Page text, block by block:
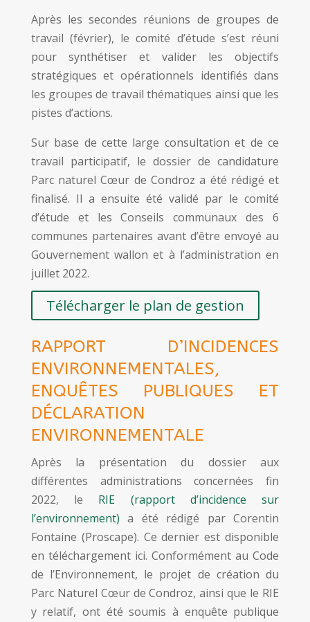
Après les secondes réunions de groupes de
travail (février), le comité d’étude s’est réuni
pour synthétiser et valider les objectifs
stratégiques et opérationnels identifiés dans
les groupes de travail thématiques ainsi que les
pistes d’actions.
Sur base de cette large consultation et de ce
travail participatif, le dossier de candidature
Parc naturel Cœur de Condroz a été rédigé et
finalisé. Il a ensuite été validé par le comité
d’étude et les Conseils communaux des 6
communes partenaires avant d’être envoyé au
Gouvernement wallon et à l’administration en
juillet 2022.
Télécharger le plan de gestion
RAPPORT D’INCIDENCES
ENVIRONNEMENTALES,
ENQUÊTES PUBLIQUES ET
DÉCLARATION
ENVIRONNEMENTALE
Après la présentation du dossier aux
différentes administrations concernées fin
2022, le RIE (rapport d’incidence sur
l’environnement) a été rédigé par Corentin
Fontaine (Proscape). Ce dernier est disponible
en téléchargement ici. Conformément au Code
de l’Environnement, le projet de création du
Parc Naturel Cœur de Condroz, ainsi que le RIE
y relatif, ont été soumis à enquête publique